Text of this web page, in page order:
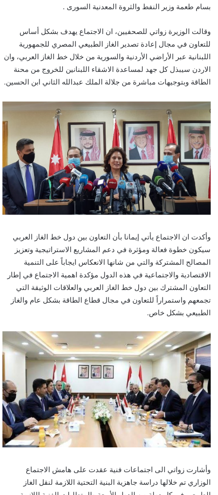
بسام طعمة وزير النفط والثروة المعدنية السورى .
وقالت الوزيرة زواتي للصحفيين، ان الاجتماع يهدف بشكل أساس
للتعاون في مجال إعادة تصدير الغاز الطبيعي المصري للجمهورية
اللبنانية عبر الأراضي الأردنية والسورية من خلال خط الغاز العربي، وان
الاردن سيبذل كل جهد لمساعدة الاشقاء اللبنانين للخروج من محنة
الطاقة وبتوجيهات مباشرة من جلالة الملك عبدالله الثاني ابن الحسين.
وأكدت ان الاجتماع يأتي إيمانا بأن التعاون بين دول خط الغاز العربي
سيكون خطوة فعالة ومؤثرة في دعم المشاريع الاستراتيجية وتعزيز
المصالح المشتركة والتي من شانها الانعكاس ايجاباً على التنمية
الاقتصادية والاجتماعية في هذه الدول مؤكدة اهمية الاجتماع في إطار
التعاون المشترك بين دول خط الغاز العربي والعلاقات الوثيقة التي
تجمعهم واستمراراً للتعاون في مجال قطاع الطاقة بشكل عام والغاز
الطبيعي بشكل خاص.
وأشارت زواتي الى اجتماعات فنية عقدت على هامش الاجتماع
الوزاري تم خلالها دراسة جاهزية البنية التحتية اللازمة لنقل الغاز